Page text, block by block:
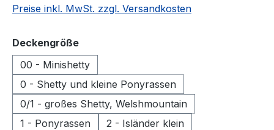
Preise inkl. MwSt. zzgl. Versandkosten
Deckengrößeauswählen
00 - Minishetty
0 - Shetty und kleine Ponyrassen
0/1 - großes Shetty, Welshmountain
1 - Ponyrassen
2 - Isländer klein